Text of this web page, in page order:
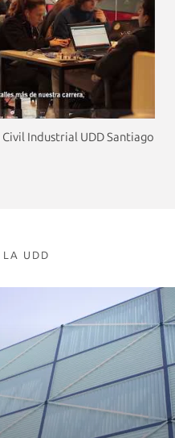
Industrial UDD Santiago
LA UDD